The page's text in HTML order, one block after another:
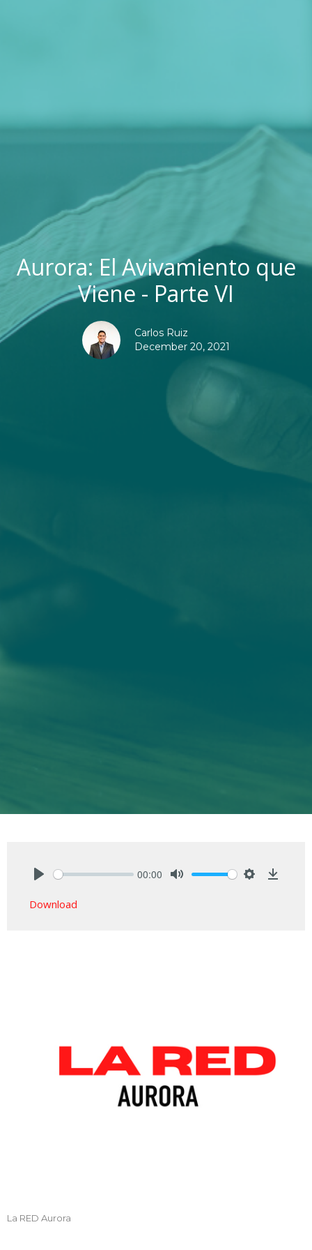
Aurora: El Avivamiento que
Viene - Parte VI
Carlos Ruiz
December 20, 2021
00:00
Download
La RED Aurora